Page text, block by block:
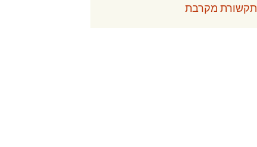
תקשורת מקרבת